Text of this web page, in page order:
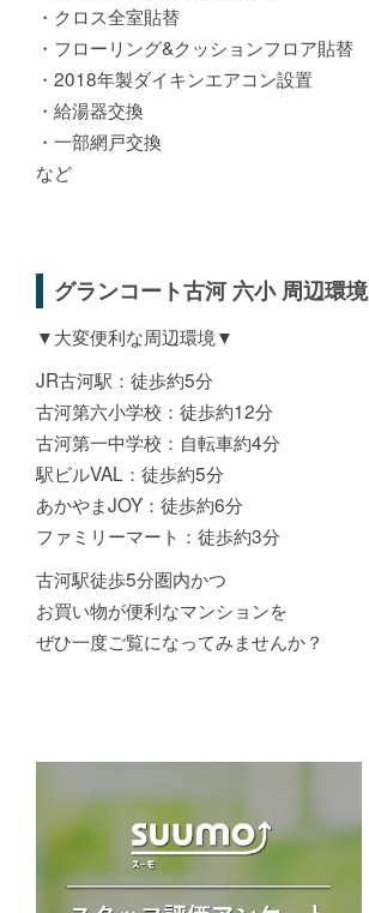
・クロス全室貼替
・フローリング&クッションフロア貼替
・2018年製ダイキンエアコン設置
・給湯器交換
・一部網戸交換
など
グランコート古河 六小 周辺環境
▼大変便利な周辺環境▼
JR古河駅：徒歩約5分
古河第六小学校：徒歩約12分
古河第一中学校：自転車約4分
駅ビルVAL：徒歩約5分
あかやまJOY：徒歩約6分
ファミリーマート：徒歩約3分
古河駅徒歩5分圏内かつ
お買い物が便利なマンションを
ぜひ一度ご覧になってみませんか？